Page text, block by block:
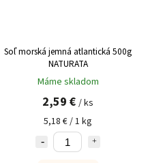
Soľ morská jemná atlantická 500g
NATURATA
Máme skladom
2,59 € / ks
5,18 € / 1 kg